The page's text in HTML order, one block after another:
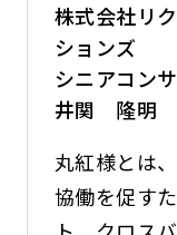
株式会社リ
ションズ
シニアコン
井関 隆明
丸紅様とは
協働を促す